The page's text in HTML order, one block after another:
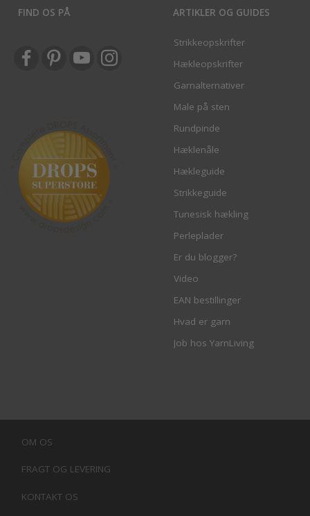
FIND OS PÅ ARTIKLER OG GUIDES
Strikkeopskrifter
Hækleopskrifter
Garnalternativer
Male på sten
Rundpinde
Hæklenåle
Hækleguide
Strikkeguide
Tunesisk hækling
Perleplader
Er du blogger?
Video
EAN bestillinger
Hvad er garn
Job hos YarnLiving
OM OS
FRAGT OG LEVERING
KONTAKT OS